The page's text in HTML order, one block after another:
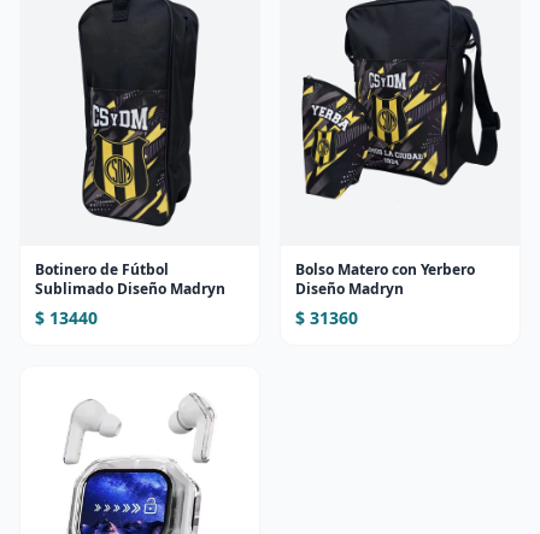
Botinero de Fútbol
Sublimado Diseño Madryn
$ 13440
Bolso Matero con Yerbero
Diseño Madryn
$ 31360